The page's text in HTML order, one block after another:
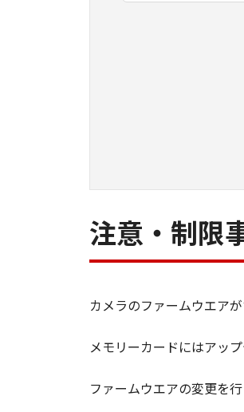
(3) 「許諾
は、「本
たウェブ
(1) 「本契
頒布、賃貸
エンジニア
帰属
著作権表示
はなりませ
サポートお
キヤノン
注意・制限
カメラのファームウエア
メモリーカードにはアッ
ファームウエアの変更を